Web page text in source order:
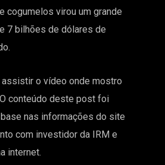
cogumelos virou um grande
7 bilhões de dólares de
assistir o vídeo onde mostro
conteúdo deste post foi
nas informações do site
com investidor da IRM e
internet.